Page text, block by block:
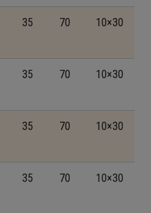
35 70 10×30
35 70 10×30
35 70 10×30
35 70 10×30